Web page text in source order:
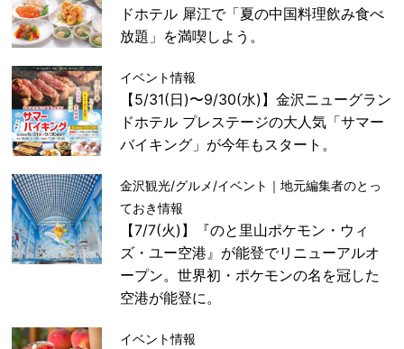
ドホテル 犀江で「夏の中国料理飲み食べ
放題」を満喫しよう。
イベント情報
【5/31(日)〜9/30(水)】金沢ニューグラン
ドホテル プレステージの大人気「サマー
バイキング」が今年もスタート。
金沢観光/グルメ/イベント｜地元編集者のとっ
ておき情報
【7/7(火)】『のと里山ポケモン・ウィ
ズ・ユー空港』が能登でリニューアルオ
ープン。世界初・ポケモンの名を冠した
空港が能登に。
イベント情報